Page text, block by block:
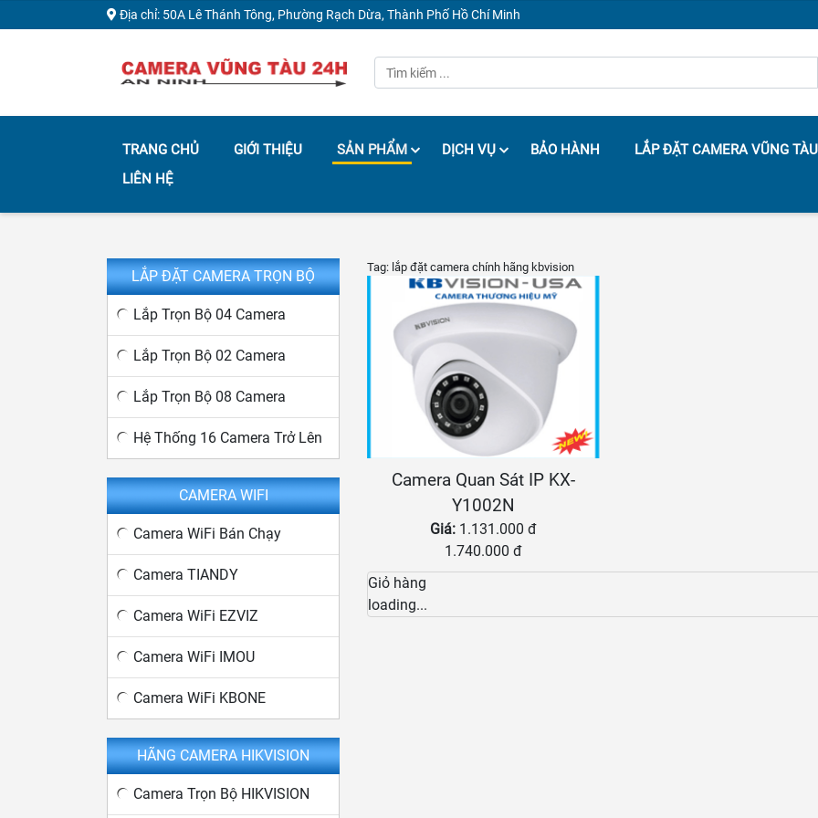
Địa chỉ: 50A Lê Thánh Tông, Phường Rạch Dừa, Thành Phố Hồ Chí Minh
TRANG CHỦ GIỚI THIỆU SẢN PHẨM DỊCH VỤ BẢO HÀNH
LẮP ĐẶT CAMERA VŨNG TÀU
LIÊN HỆ
Tag: lắp đặt camera chính hãng kbvision
Camera Quan Sát IP KX-
Y1002N
Giá: 1.131.000 đ
1.740.000 đ
Giỏ hàng
loading...
LẮP ĐẶT CAMERA TRỌN BỘ
Lắp Trọn Bộ 04 Camera
Lắp Trọn Bộ 02 Camera
Lắp Trọn Bộ 08 Camera
Hệ Thống 16 Camera Trở Lên
CAMERA WIFI
Camera WiFi Bán Chạy
Camera TIANDY
Camera WiFi EZVIZ
Camera WiFi IMOU
Camera WiFi KBONE
HÃNG CAMERA HIKVISION
Camera Trọn Bộ HIKVISION